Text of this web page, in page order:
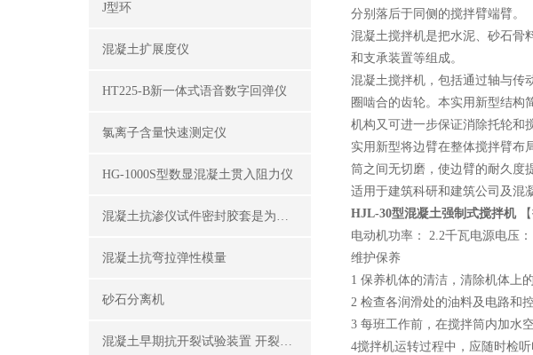
J型环
混凝土扩展度仪
HT225-B新一体式语音数字回弹仪
氯离子含量快速测定仪
HG-1000S型数显混凝土贯入阻力仪
混凝土抗渗仪试件密封胶套是为了密封试件外围
混凝土抗弯拉弹性模量
砂石分离机
混凝土早期抗开裂试验装置 开裂试模
分别落后于同侧的搅拌臂端臂。
混凝土搅拌机是把水泥、砂石骨
和支承装置等组成。
混凝土搅拌机，包括通过轴与传
圈啮合的齿轮。本实用新型结构
机构又可进一步保证消除托轮和
实用新型将边臂在整体搅拌臂布
筒之间无切磨，使边臂的耐久度
适用于建筑科研和建筑公司及混
HJL-30型混凝土强制式搅拌机
电动机功率：
2.2千瓦电源电压：
维护保养
1 保养机体的清洁，清除机体上
2 检查各润滑处的油料及电路和
3 每班工作前，在搅拌筒内加水
4搅拌机运转过程中，应随时检